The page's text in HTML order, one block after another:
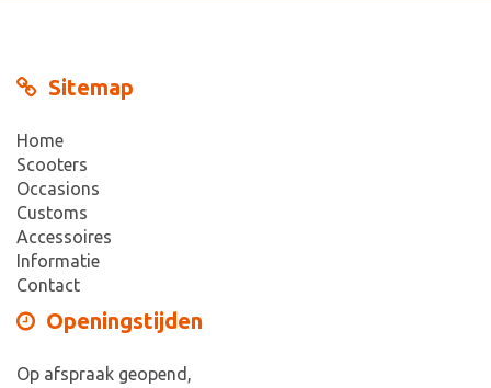
Sitemap
Home
Scooters
Occasions
Customs
Accessoires
Informatie
Contact
Openingstijden
Op afspraak geopend,